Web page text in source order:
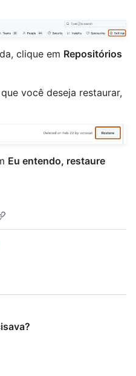
clique em Repositórios
você deseja restaurar,
Eu entendo, restaure